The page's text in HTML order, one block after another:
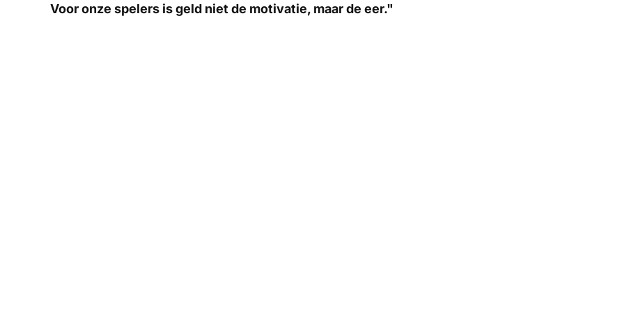
Voor onze spelers is geld niet de motivatie, maar de eer."